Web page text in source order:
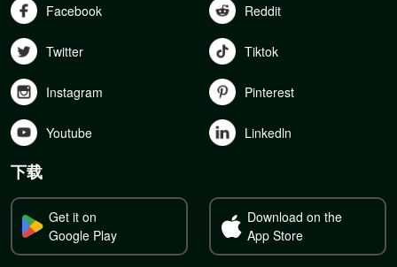
Facebook Reddit
Twitter Tiktok
Instagram Pinterest
Youtube Linkedln
下载
Get it on
Google Play
Download on the
App Store